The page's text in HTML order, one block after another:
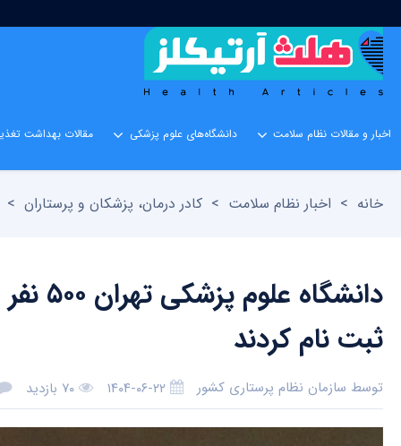
اخبار و مقالات نظام سلامت دانشگاه‌های علوم پزشکی مقالات بهداشت
خانه > اخبار نظام سلامت > کادر درمان، پزشکان و پرستاران >
ثبت نام کردند
توسط سازمان نظام پرستاری کشور ۱۴۰۴-۰۶-۲۲ ۷۰ بازدید